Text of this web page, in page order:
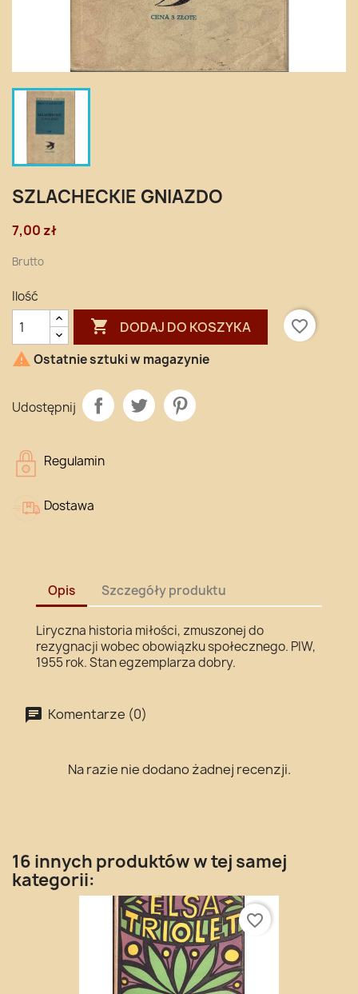
SZLACHECKIE GNIAZDO
7,00 zł
Brutto
Ilość
 DODAJ DO KOSZYKA
favorite_border
 Ostatnie sztuki w magazynie
Udostępnij
Regulamin
Dostawa
Opis Szczegóły produktu
Liryczna historia miłości, zmuszonej do
rezygnacji wobec obowiązku społecznego. PIW,
1955 rok. Stan egzemplarza dobry.
Komentarze (0)
Na razie nie dodano żadnej recenzji.
16 innych produktów w tej samej
kategorii:
favorite_border